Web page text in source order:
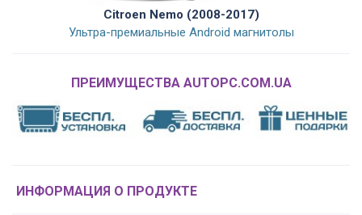
Citroen Nemo (2008-2017)
Ультра-премиальные Android магнитолы
ПРЕИМУЩЕСТВА AUTOPC.COM.UA
ИНФОРМАЦИЯ О ПРОДУКТЕ